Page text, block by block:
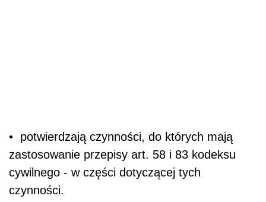
• potwierdzają czynności, do których mają
zastosowanie przepisy art. 58 i 83 kodeksu
cywilnego - w części dotyczącej tych
czynności.